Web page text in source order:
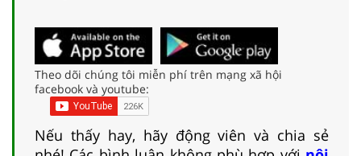
Theo dõi chúng tôi miễn phí trên mạng xã hội
facebook và youtube:
Nếu thấy hay, hãy động viên và chia sẻ